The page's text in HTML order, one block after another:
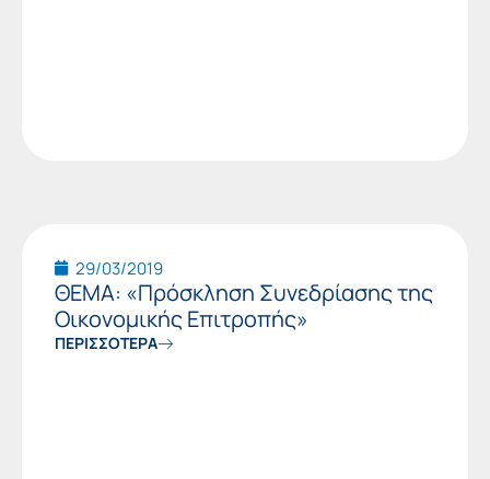
29/03/2019
ΘΕΜΑ: «Πρόσκληση Συνεδρίασης της
Οικονομικής Επιτροπής»
ΠΕΡΙΣΣΟΤΕΡΑ